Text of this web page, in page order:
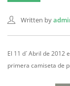
Written by
El 11 d´ Abril de 2012
primera camiseta de